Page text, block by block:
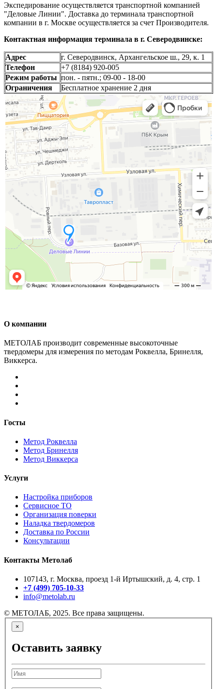
Экспедирование осуществляется транспортной компанией
"Деловые Линии". Доставка до терминала транспортной
компании в г. Москве осуществляется за счет Производителя.
Контактная информация терминала в г. Северодвинске:
Адрес
г. Северодвинск, Архангельское ш., 29, к. 1
Телефон
+7 (8184) 920-005
Режим работы пон. - пятн.; 09-00 - 18-00
Ограничения
Бесплатное хранение 2 дня
О компании
МЕТОЛАБ производит современные высокоточные
твердомеры для измерения по методам Роквелла, Бринелля,
Виккерса.
Госты
Метод Роквелла
Метод Бринелля
Метод Виккерса
Услуги
Настройка приборов
Сервисное ТО
Организация поверки
Наладка твердомеров
Доставка по России
Консультации
Контакты Метолаб
107143, г. Москва, проезд 1-й Иртышский, д. 4, стр. 1
+7 (499) 705-10-33
info@metolab.ru
© МЕТОЛАБ, 2025. Все права защищены.
×
Оставить заявку